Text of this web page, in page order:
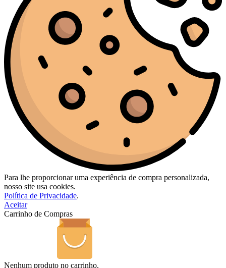
Para lhe proporcionar uma experiência de compra personalizada,
nosso site usa cookies.
Política de Privacidade.
Aceitar
Carrinho de Compras
Nenhum produto no carrinho.